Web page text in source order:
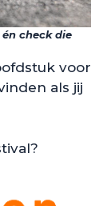
check die
voor
als jij